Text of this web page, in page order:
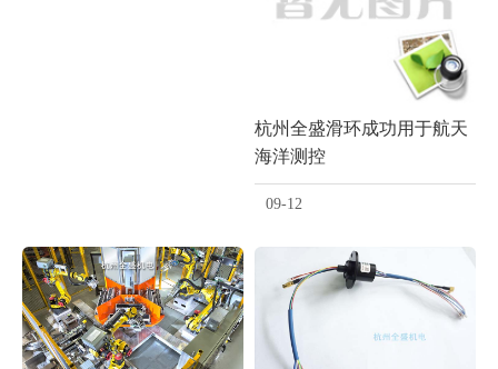
杭州全盛滑环成功用于航天
海洋测控
09-12